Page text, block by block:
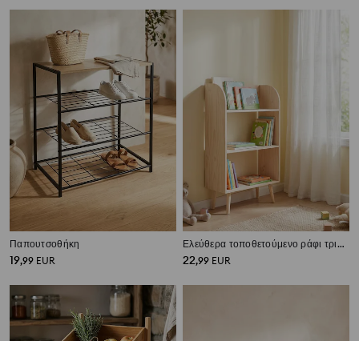
Παπουτσοθήκη
19,99 EUR
Ελεύθερα τοποθετούμενο ράφι τριών επιπέδων με πόδια
22,99 EUR